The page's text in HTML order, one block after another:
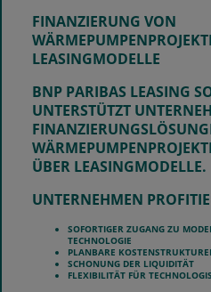
FINANZIERUNG VON
LEASINGMODELLE
BNP PARIBAS LEASING
UNTERSTÜTZT
ÜBER LEASINGMODELLE.
UNTERNEHMEN
SOFORTIGER ZUGANG ZU
TECHNOLOGIE
PLANBARE
SCHONUNG DER LIQUIDITÄT
FLEXIBILITÄT FÜR